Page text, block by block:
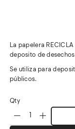
La papelera
deposito de
Se utiliza para
públicos.
Qty